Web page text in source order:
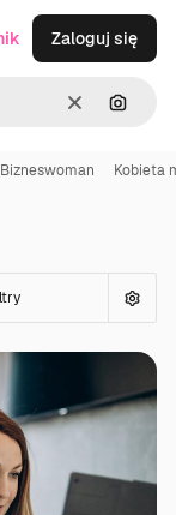
WyczyśćSzukaj
Zaloguj się
Bizneswoman Kobieta